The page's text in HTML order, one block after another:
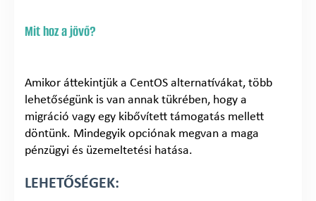
Mit hoz a jövő?
Amikor áttekintjük a CentOS alternatívákat, több
lehetőségünk is van annak tükrében, hogy a
migráció vagy egy kibővített támogatás mellett
döntünk. Mindegyik opciónak megvan a maga
pénzügyi és üzemeltetési hatása.
LEHETŐSÉGEK: